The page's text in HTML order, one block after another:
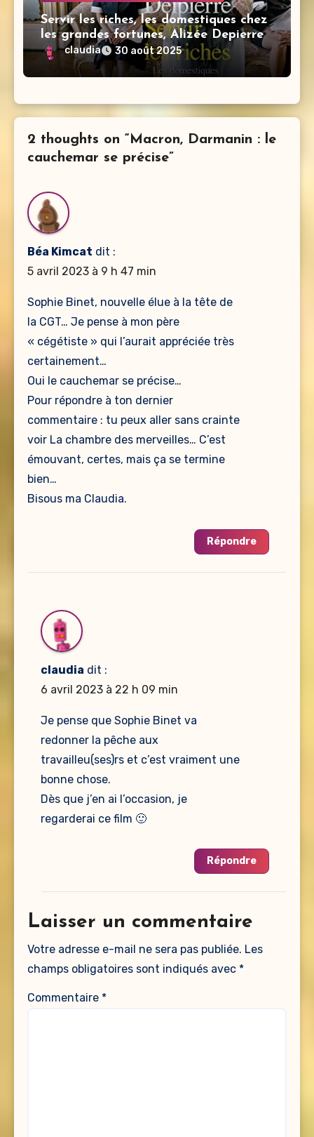
Servir les riches, les domestiques chez
les grandes fortunes, Alizée Depierre
claudia 30 août 2025
2 thoughts on “Macron, Darmanin : le
cauchemar se précise”
Béa Kimcat dit :
5 avril 2023 à 9 h 47 min
Sophie Binet, nouvelle élue à la tête de
la CGT… Je pense à mon père
« cégétiste » qui l’aurait appréciée très
certainement…
Oui le cauchemar se précise…
Pour répondre à ton dernier
commentaire : tu peux aller sans crainte
voir La chambre des merveilles… C’est
émouvant, certes, mais ça se termine
bien…
Bisous ma Claudia.
Répondre
claudia dit :
6 avril 2023 à 22 h 09 min
Je pense que Sophie Binet va
redonner la pêche aux
travailleu(ses)rs et c’est vraiment une
bonne chose.
Dès que j’en ai l’occasion, je
regarderai ce film 🙂
Répondre
Laisser un commentaire
Votre adresse e-mail ne sera pas publiée. Les
champs obligatoires sont indiqués avec *
Commentaire *